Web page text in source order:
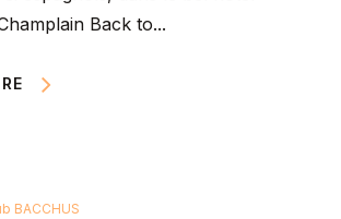
Back to...
BACCHUS